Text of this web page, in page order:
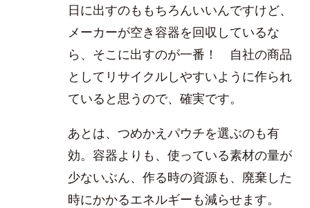
日に出すのももちろんいいんですけど、
メーカーが空き容器を回収しているな
ら、そこに出すのが一番！ 自社の商品
としてリサイクルしやすいように作られ
ていると思うので、確実です。
あとは、つめかえパウチを選ぶのも有
効。容器よりも、使っている素材の量が
少ないぶん、作る時の資源も、廃棄した
時にかかるエネルギーも減らせます。